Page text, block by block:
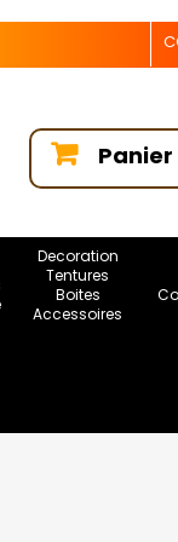
Panier
Decoration
Tentures
Boites
Accessoires